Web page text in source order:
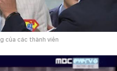
của các thành viên